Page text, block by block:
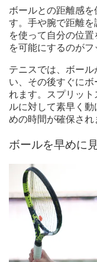
ボールとの距離感
す。手や腕で距離
を使って自分の位
を可能にするのがフ
テニスでは、ボー
い、その後すぐに
れます。スプリッ
ルに対して素早く
めの時間が確保され
ボールを早めに